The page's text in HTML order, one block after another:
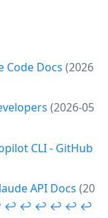
Code Docs (2026
(2026-05
CLI - GitHub
API Docs (20
↩︎ ↩︎ ↩︎ ↩︎ ↩︎ ↩︎